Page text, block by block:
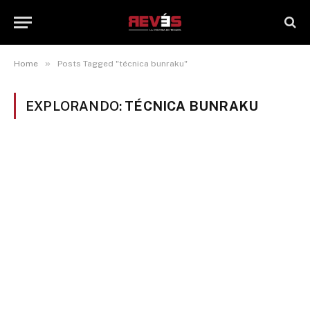
Home » Posts Tagged "técnica bunraku"
EXPLORANDO: TÉCNICA BUNRAKU